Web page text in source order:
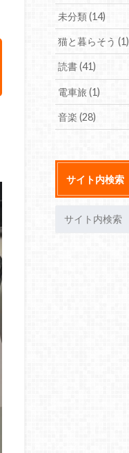
未分類(14)
猫と暮らそう(1)
読書(41)
電車旅(1)
音楽(28)
サイト内検索